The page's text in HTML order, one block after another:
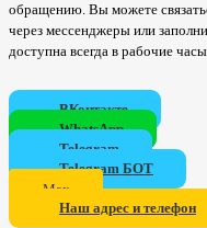
обращению. Вы можете
через мессенджеры или
доступна всегда в рабочие
ВКонтакте
WhatsApp
Telegram
Telegram БОТ
Мах
Наш адрес и телефон